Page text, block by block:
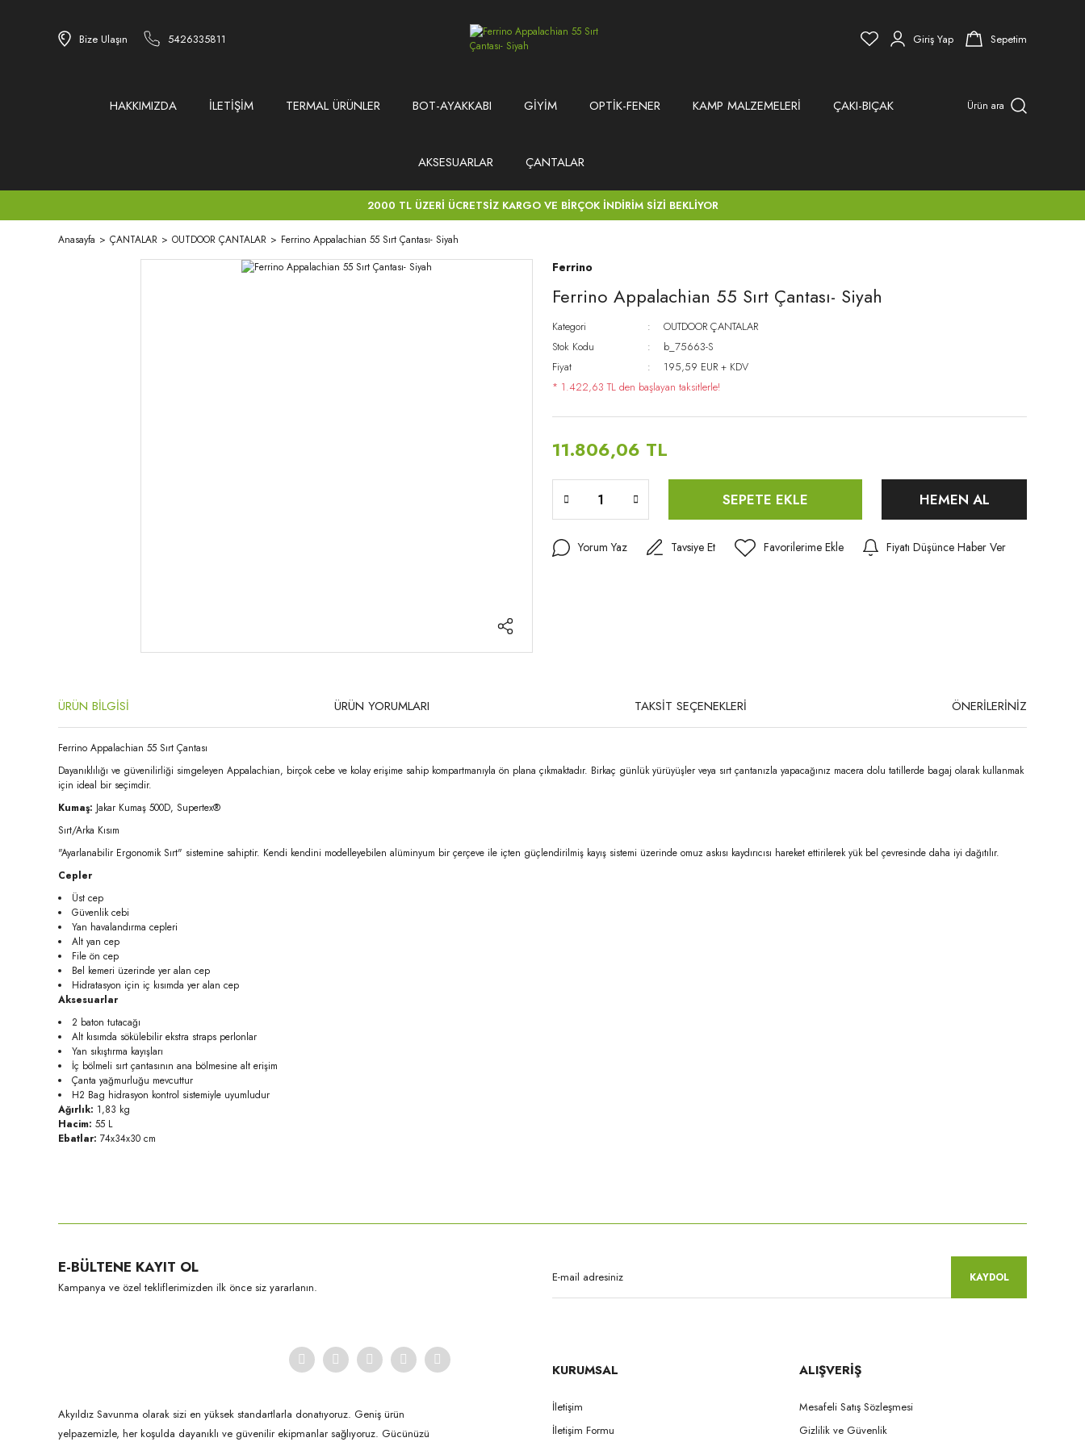
Bize Ulaşın 5426335811 Giriş Yap Sepetim
HAKKIMIZDA İLETİŞİM TERMAL ÜRÜNLER BOT-AYAKKABI GİYİM OPTİK-FENER KAMP MALZEMELERİ ÇAKI-BIÇAK
AKSESUARLAR ÇANTALAR
Ürün ara
2000 TL ÜZERİ ÜCRETSİZ KARGO VE BİRÇOK İNDİRİM SİZİ BEKLİYOR
Anasayfa ÇANTALAR OUTDOOR ÇANTALAR Ferrino Appalachian 55 Sırt Çantası- Siyah
Ferrino
Ferrino Appalachian 55 Sırt Çantası- Siyah
Kategori
OUTDOOR ÇANTALAR
Stok Kodu
b_75663-S
Fiyat
195,59 EUR + KDV
* 1.422,63 TL den başlayan taksitlerle!
11.806,06 TL
SEPETE EKLE HEMEN AL
Yorum Yaz Tavsiye Et Fiyatı Düşünce Haber Ver
ÜRÜN BİLGİSİ ÜRÜN YORUMLARI TAKSİT SEÇENEKLERİ ÖNERİLERİNİZ
Ferrino Appalachian 55 Sırt Çantası
Dayanıklılığı ve güvenilirliği simgeleyen Appalachian, birçok cebe ve kolay erişime sahip kompartmanıyla ön plana çıkmaktadır. Birkaç günlük yürüyüşler veya sırt çantanızla yapacağınız macera dolu tatillerde bagaj olarak kullanmak
için ideal bir seçimdir.
Kumaş: Jakar Kumaş 500D, Supertex®
Sırt/Arka Kısım
"Ayarlanabilir Ergonomik Sırt" sistemine sahiptir. Kendi kendini modelleyebilen alüminyum bir çerçeve ile içten güçlendirilmiş kayış sistemi üzerinde omuz askısı kaydırıcısı hareket ettirilerek yük bel çevresinde daha iyi dağıtılır.
Cepler
Üst cep
Güvenlik cebi
Yan havalandırma cepleri
Alt yan cep
File ön cep
Bel kemeri üzerinde yer alan cep
Hidratasyon için iç kısımda yer alan cep
Aksesuarlar
2 baton tutacağı
Alt kısımda sökülebilir ekstra straps perlonlar
Yan sıkıştırma kayışları
İç bölmeli sırt çantasının ana bölmesine alt erişim
Çanta yağmurluğu mevcuttur
H2 Bag hidrasyon kontrol sistemiyle uyumludur
Ağırlık: 1,83 kg
Hacim: 55 L
Ebatlar: 74x34x30 cm
Ürün açıklamasında eksik bilgiler bulunuyor.
Ürün bilgilerinde hatalar bulunuyor.
E-BÜLTENE KAYIT OL
Kampanya ve özel tekliflerimizden ilk önce siz yararlanın.
KAYDOL
Akyıldız Savunma olarak sizi en yüksek standartlarla donatıyoruz. Geniş ürün
yelpazemizle, her koşulda dayanıklı ve güvenilir ekipmanlar sağlıyoruz. Gücünüzü
KURUMSAL
İletişim
İletişim Formu
ALIŞVERİŞ
Mesafeli Satış Sözleşmesi
Gizlilik ve Güvenlik